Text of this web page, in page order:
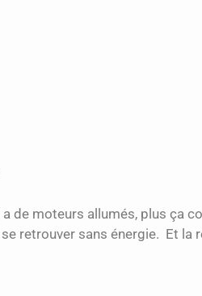
de moteurs allumés, plus ça
retrouver sans énergie. Et la